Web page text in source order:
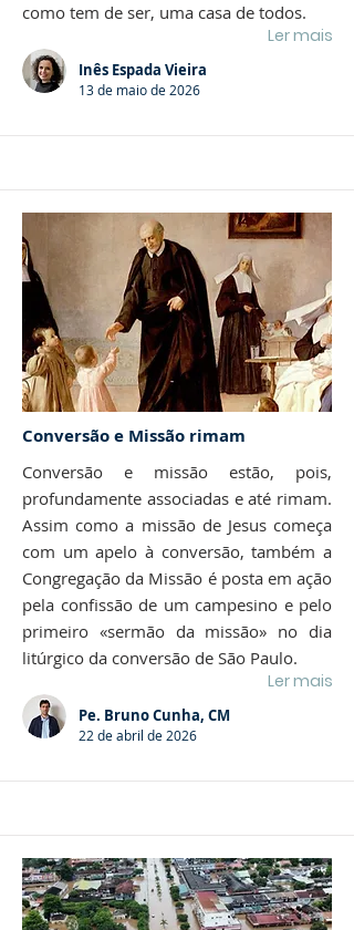
como tem de ser, uma casa de todos.
Ler mais
Inês Espada Vieira
13 de maio de 2026
Conversão e Missão rimam
Conversão e missão estão, pois,
profundamente associadas e até rimam.
Assim como a missão de Jesus começa
com um apelo à conversão, também a
Congregação da Missão é posta em ação
pela confissão de um campesino e pelo
primeiro «sermão da missão» no dia
litúrgico da conversão de São Paulo.
Ler mais
Pe. Bruno Cunha, CM
22 de abril de 2026